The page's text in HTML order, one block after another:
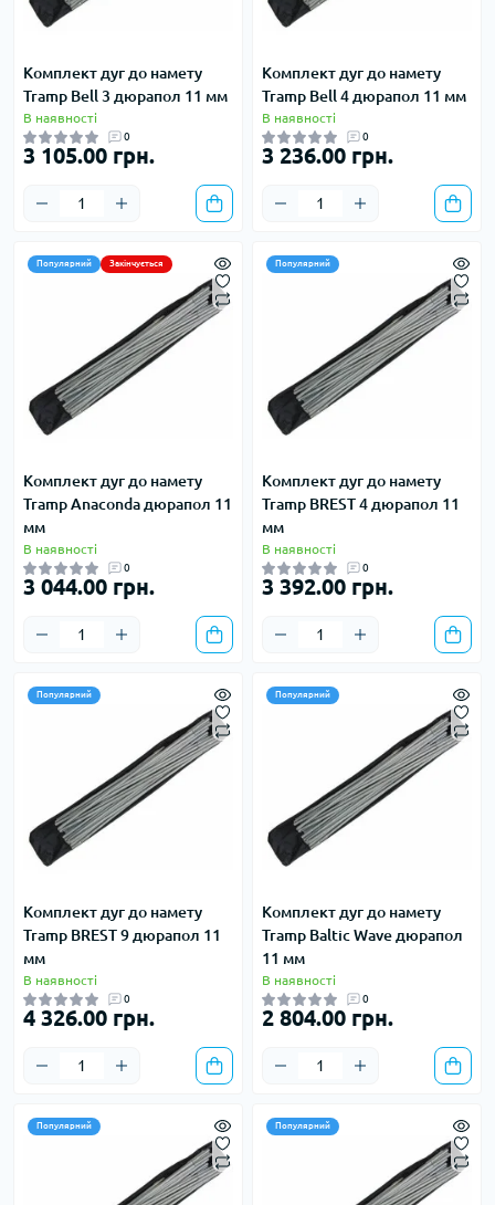
Комплект дуг до намету
Tramp Bell 3 дюрапол 11 мм
В наявності
0
3 105.00 грн.
Комплект дуг до намету
Tramp Bell 4 дюрапол 11 мм
В наявності
0
3 236.00 грн.
Популярний Закінчується
Комплект дуг до намету
Tramp Anaconda дюрапол 11
мм
В наявності
0
3 044.00 грн.
Популярний
Комплект дуг до намету
Tramp BREST 4 дюрапол 11
мм
В наявності
0
3 392.00 грн.
Популярний
Комплект дуг до намету
Tramp BREST 9 дюрапол 11
мм
В наявності
0
4 326.00 грн.
Популярний
Комплект дуг до намету
Tramp Baltic Wave дюрапол
11 мм
В наявності
0
2 804.00 грн.
Популярний Популярний